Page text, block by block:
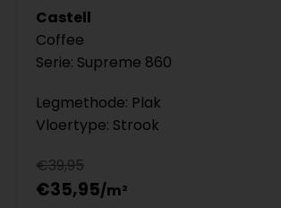
Castell
Coffee
Serie: Supreme 860
Legmethode: Plak
Vloertype: Strook
€39,95
€35,95